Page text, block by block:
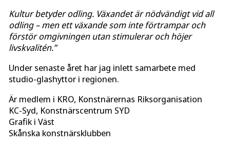
Kultur betyder odling. Växandet är nödvändigt vid all
odling – men ett växande som inte förtrampar och
förstör omgivningen utan stimulerar och höjer
livskvalitén.”
Under senaste året har jag inlett samarbete med
studio-glashyttor i regionen.
Är medlem i KRO, Konstnärernas Riksorganisation
KC-Syd, Konstnärscentrum SYD
Grafik i Väst
Skånska konstnärsklubben